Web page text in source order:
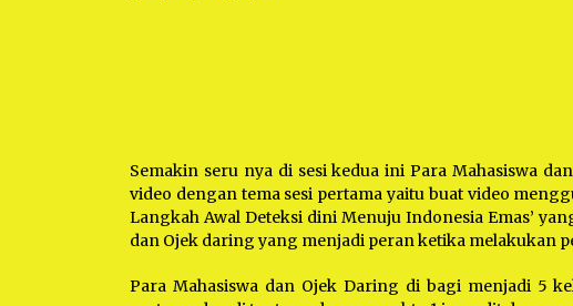
Semakin seru nya di sesi kedua ini Para Mahasiswa
video dengan tema sesi pertama yaitu buat video
Langkah Awal Deteksi dini Menuju Indonesia Emas’
dan Ojek daring yang menjadi peran ketika melakukan
Para Mahasiswa dan Ojek Daring di bagi menjadi 5